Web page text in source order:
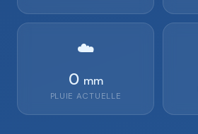
☁️
0 mm
PLUIE ACTUELLE